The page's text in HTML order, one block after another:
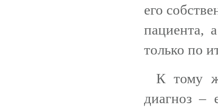
его
пациента,
только по
К тому
диагноз –